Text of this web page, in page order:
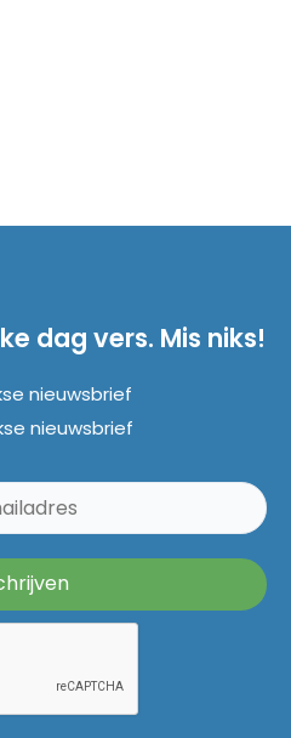
dag vers. Mis niks!
nieuwsbrief
nieuwsbrief